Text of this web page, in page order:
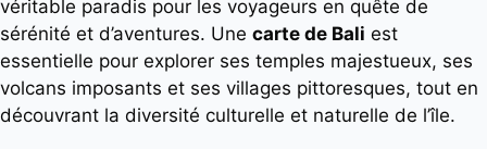
véritable paradis pour les voyageurs en quête de
sérénité et d’aventures. Une carte de Bali est
essentielle pour explorer ses temples majestueux, ses
volcans imposants et ses villages pittoresques, tout en
découvrant la diversité culturelle et naturelle de l’île.